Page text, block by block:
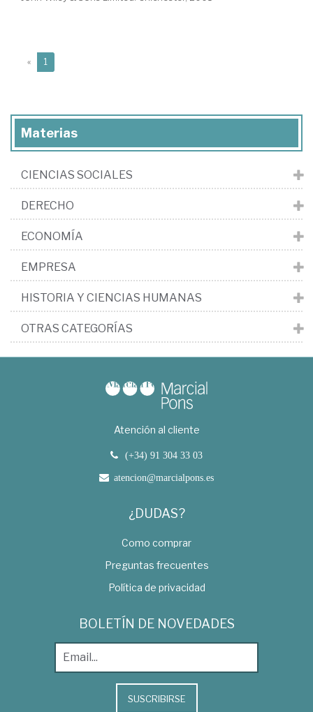
« 1
Materias
CIENCIAS SOCIALES
DERECHO
ECONOMÍA
EMPRESA
HISTORIA Y CIENCIAS HUMANAS
OTRAS CATEGORÍAS
Atención al cliente
(+34) 91 304 33 03
atencion@marcialpons.es
¿DUDAS?
Como comprar
Preguntas frecuentes
Política de privacidad
BOLETÍN DE NOVEDADES
SUSCRIBIRSE